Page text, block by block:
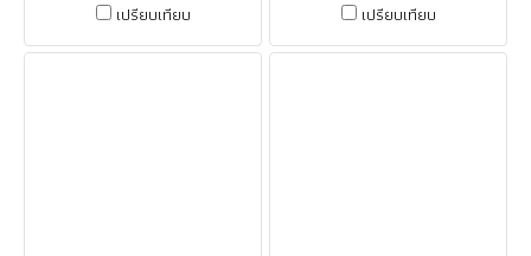
เปรียบเทียบ
เปรียบเทียบ